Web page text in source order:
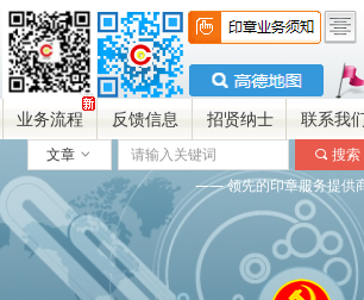
业务流程 反馈信息 招贤纳士 联系我们
끠 搜索
文章 ꀁ
—— 领先的印章服务提供